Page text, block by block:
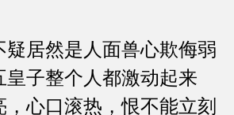
居然是人面兽心欺侮弱
皇子整个人都激动起来
，心口滚热，恨不能立刻